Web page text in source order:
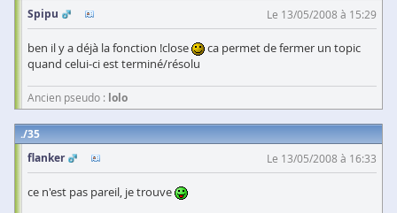
Spipu
Le 13/05/2008 à 15:29
ben il y a déjà la fonction !close
ca permet de fermer un topic
quand celui-ci est terminé/résolu
Ancien pseudo : lolo
35
flanker
Le 13/05/2008 à 16:33
ce n'est pas pareil, je trouve